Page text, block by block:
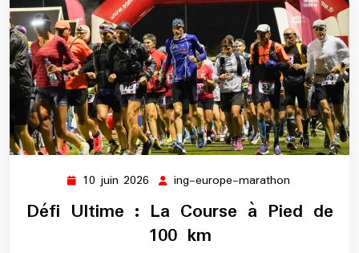
10 juin 2026 10
juin
2026
ing-europe-marathon
europe-
marathon
Défi Ultime : La Course à Pied de
100 km